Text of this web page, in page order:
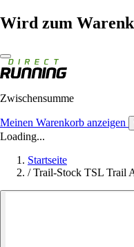
Wird zum
Zwischensumme
Meinen Warenkorb anzeigen
Loading...
Startseite
/ Trail-Stock TSL Trail